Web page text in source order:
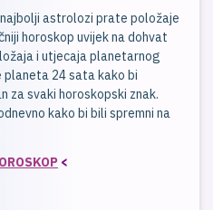
astrolozi prate položaje
horoskop uvijek na dohvat
i utjecaja planetarnog
24 sata kako bi
za svaki horoskopski znak.
kako bi bili spremni na
<